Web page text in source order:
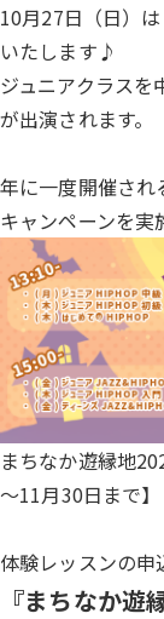
10月27日（日）
いたします♪
ジュニアクラス
が出演されます。
年に一度開催され
キャンペーンを実
まちなか遊縁地
～11月30日まで】
体験レッスンの申
『まちなか